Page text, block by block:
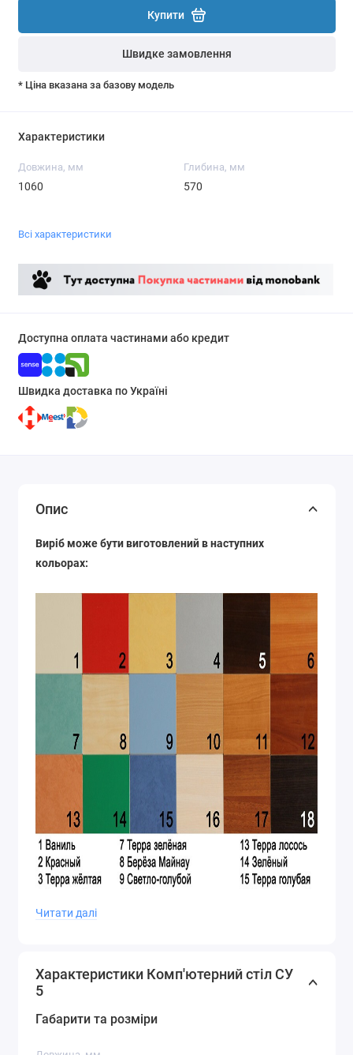
Купити
Швидке замовлення
* Ціна вказана за базову модель
Характеристики
Довжина, мм
1060
Глибина, мм
570
Всі характеристики
Доступна оплата частинами або кредит
Швидка доставка по Україні
Опис
Виріб може бути виготовлений в наступних
кольорах:
Читати далі
Характеристики Комп'ютерний стіл СУ
5
Габарити та розміри